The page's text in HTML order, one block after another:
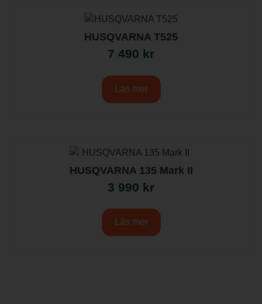
HUSQVARNA T525
7 490 kr
Läs mer
HUSQVARNA 135 Mark II
3 990 kr
Läs mer